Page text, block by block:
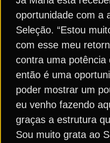
oportunidade com a
Seleção. “Estou
com esse meu
contra uma potência
então é uma
poder mostrar um
eu venho fazendo
graças a estrutura
Sou muito grata ao